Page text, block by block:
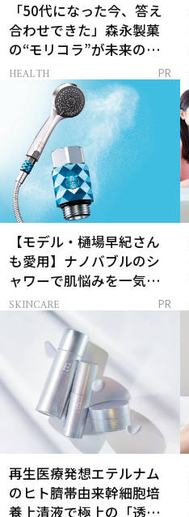
「50代になった今、答え
合わせできた」森永製菓
の“モリコラ”が未来のキ
レイを連れてくる！
HEALTH PR
【モデル・樋場早紀さん
も愛用】ナノバブルのシ
ャワーで肌悩みを一気に
解決
SKINCARE PR
再生医療発想エテルナム
のヒト臍帯由来幹細胞培
養上清液で極上の「透明